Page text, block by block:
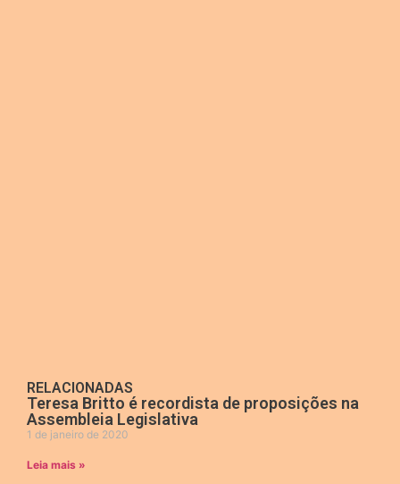
RELACIONADAS
Teresa Britto é recordista de proposições na
Assembleia Legislativa
1 de janeiro de 2020
Leia mais »